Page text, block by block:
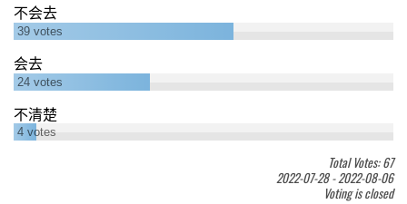
不会去
39 votes
会去
24 votes
不清楚
4 votes
Total Votes: 67
2022-07-28-2022-08-06
Voting is closed